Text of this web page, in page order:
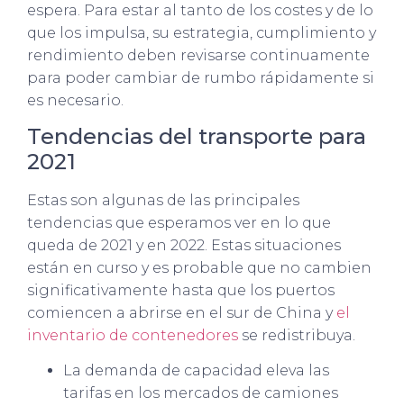
espera. Para estar al tanto de los costes y de lo
que los impulsa, su estrategia, cumplimiento y
rendimiento deben revisarse continuamente
para poder cambiar de rumbo rápidamente si
es necesario.
Tendencias del transporte para
2021
Estas son algunas de las principales
tendencias que esperamos ver en lo que
queda de 2021 y en 2022. Estas situaciones
están en curso y es probable que no cambien
significativamente hasta que los puertos
comiencen a abrirse en el sur de China yel
inventario de contenedores se redistribuya.
La demanda de capacidad eleva las
tarifas en los mercados de camiones